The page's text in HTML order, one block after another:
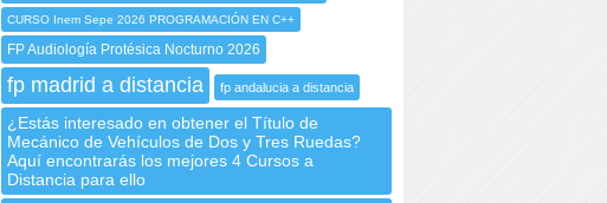
CURSO Inem Sepe 2026 PROGRAMACIÓN EN C++
FP Audiología Protésica Nocturno 2026
fp madrid a distancia fp andalucia a distancia
¿Estás interesado en obtener el Título de
Mecánico de Vehículos de Dos y Tres Ruedas?
Aquí encontrarás los mejores 4 Cursos a
Distancia para ello